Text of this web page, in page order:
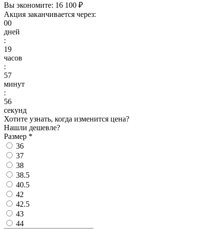
Вы экономите: 16 100 ₽
Акция заканчивается через:
00
дней
:
19
часов
:
57
минут
:
55
секунд
Хотите узнать, когда изменится цена?
Нашли дешевле?
Размер *
36
37
38
38.5
40.5
42
42.5
43
44